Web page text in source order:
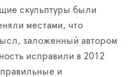
скульптуры были
местами, что
заложенный автором
исправили в 2012
и